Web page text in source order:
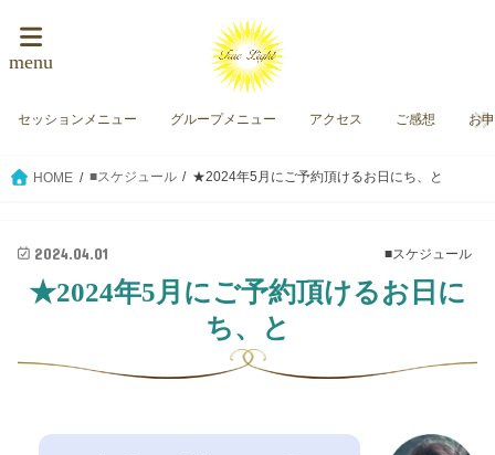
menu
セッションメニュー グループメニュー アクセス ご感想 お
HOME ■スケジュール ★2024年5月にご予約頂けるお日にち、と
■スケジュール
2024.04.01
★2024年5月にご予約頂けるお日に
ち、と